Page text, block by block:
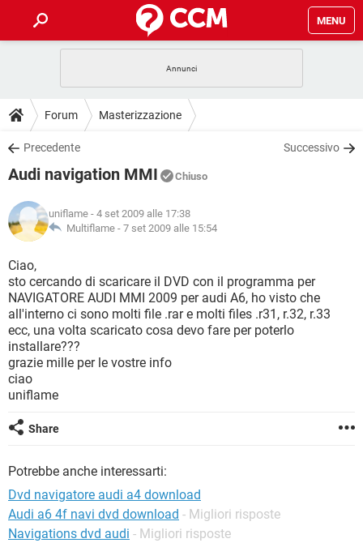
MENU
INTRATTENIMENTO ANDROID
iOS
INSTAGRAM WHATSAPP
TIKTOK
HARDWARE
GUIDE
COVID-19
INSTAGRAM
TIKTOK
HARDWARE
DOWNLOAD
COVID-19 GAMING
INTRATTENIMENTO
iOS WINDOWS 10
INSTAGRAM
TIKTOK FACEBOOK
HARDWARE
COVID-19
INTRATTENIMENTO
iOS
INSTAGRAM WHATSAPP
TIKTOK FACEBOOK
HARDWARE
GLOSSARIO
COVID-19
INTRATTENIMENTO ANDROID
iOS WINDOWS 10
INSTAGRAM WHATSAPP
TIKTOK
HARDWARE
Forum Masterizzazione
Precedente Successivo
Audi navigation MMI Chiuso
uniflame - 4 set 2009 alle 17:38
Multiflame - 7 set 2009 alle 15:54
Ciao,
sto cercando di scaricare il DVD con il programma per
NAVIGATORE AUDI MMI 2009 per audi A6, ho visto che
all'interno ci sono molti file .rar e molti files .r31, r.32, r.33
ecc, una volta scaricato cosa devo fare per poterlo
installare???
grazie mille per le vostre info
ciao
uniflame
Share
Potrebbe anche interessarti:
Dvd navigatore audi a4 download
Audi a6 4f navi dvd download - Migliori risposte
Navigations dvd audi - Migliori risposte